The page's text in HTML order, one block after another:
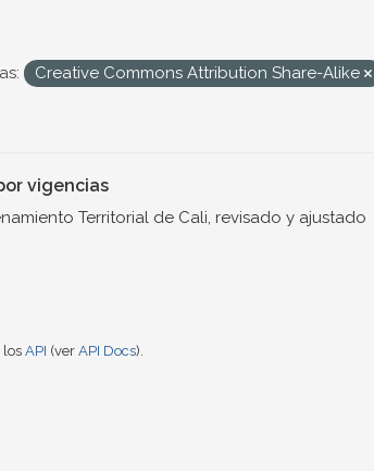
Creative Commons Attribution Share-Alike
vigencias
Territorial de Cali, revisado y ajustado
los API (ver API Docs).